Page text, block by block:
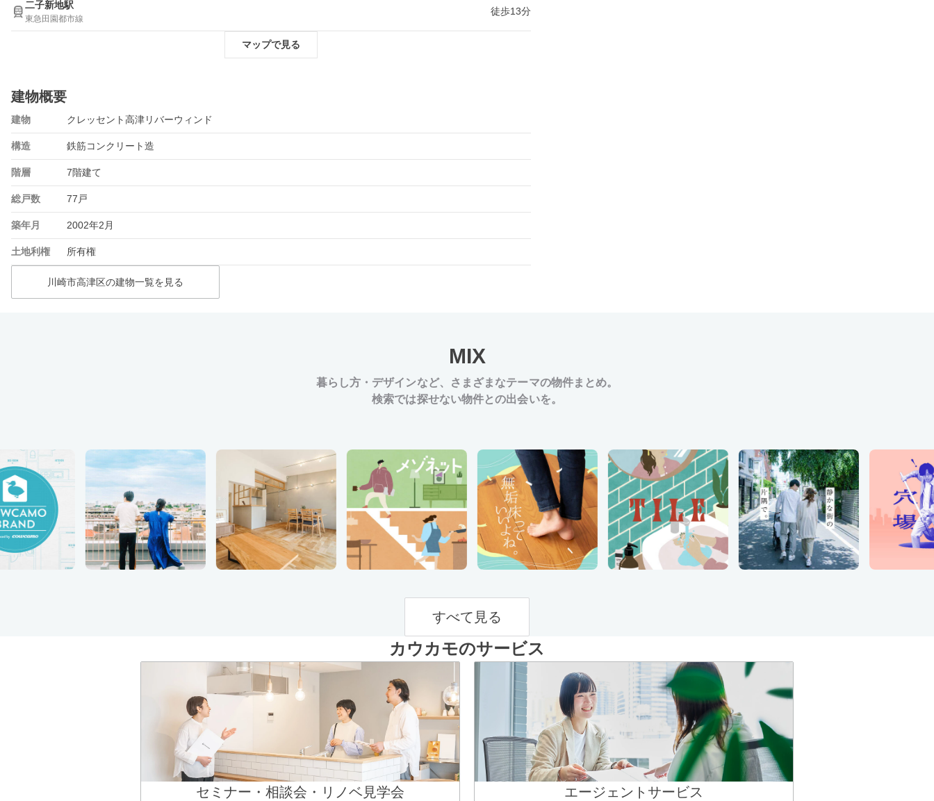
二子新地駅
東急田園都市線
徒歩13分
マップで見る
建物概要
建物 クレッセント高津リバーウィンド
構造 鉄筋コンクリート造
階層 7階建て
総戸数 77戸
築年月 2002年2月
土地利権 所有権
川崎市高津区の建物一覧を見る
MIX
暮らし方・デザインなど、
さまざまなテーマの物件まとめ。
検索では探せない物件との出会いを。
すべて見る
カウカモのサービス
セミナー・相談会・リノベ見学会 エージェントサービス